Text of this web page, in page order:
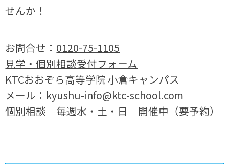
せんか！
お問合せ： 0120-75-1105
見学・個別相談受付フォーム
KTCおおぞら高等学院 小倉キャンパス
メール： kyushu-info@ktc-school.com
個別相談 毎週水・土・日 開催中（要予約）